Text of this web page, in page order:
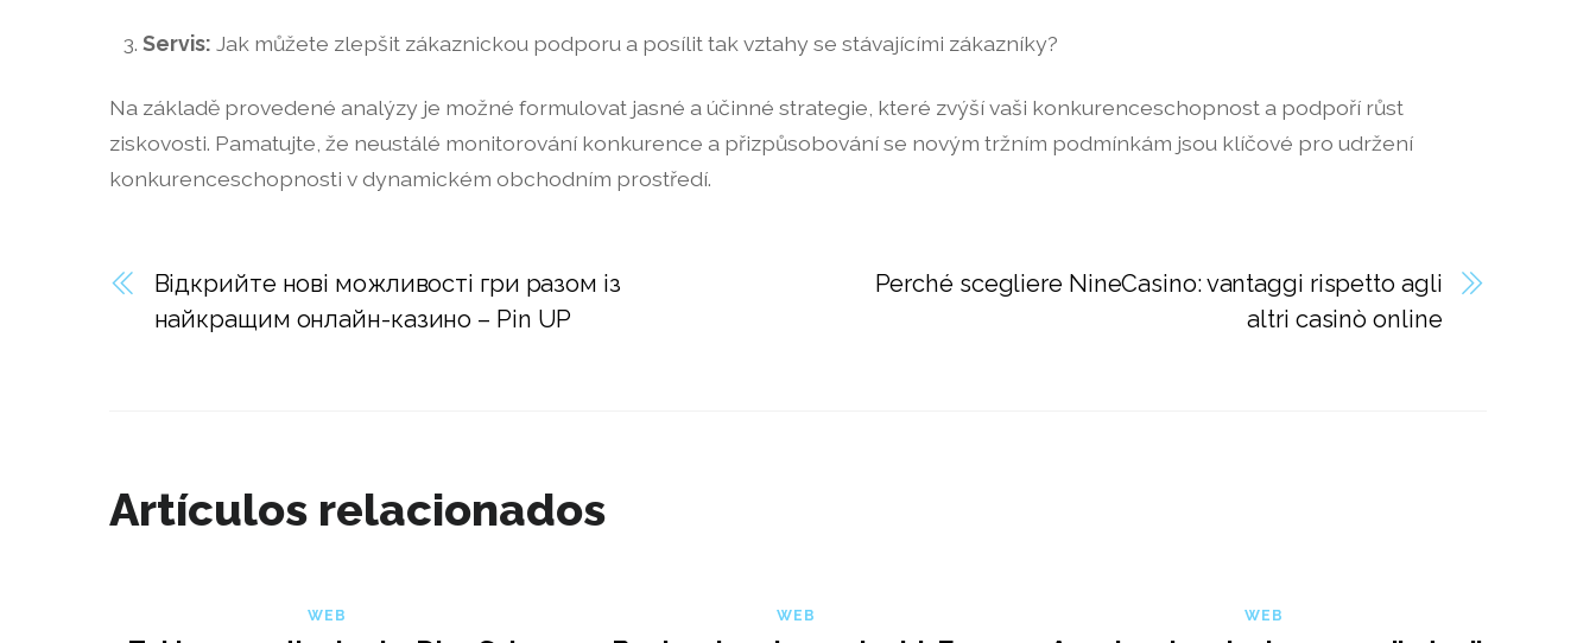
Servis: Jak můžete zlepšit zákaznickou podporu a posílit tak vztahy se stávajícími zákazníky?
Na základě provedené analýzy je možné formulovat jasné a účinné strategie, které zvýší vaši konkurenceschopnost a podpoří růst
ziskovosti. Pamatujte, že neustálé monitorování konkurence a přizpůsobování se novým tržním podmínkám jsou klíčové pro udržení
konkurenceschopnosti v dynamickém obchodním prostředí.
Відкрийте нові можливості гри разом із
найкращим онлайн-казино – Pin UP
Perché scegliere NineCasino: vantaggi rispetto agli
altri casinò online
Artículos relacionados
WEB WEB WEB